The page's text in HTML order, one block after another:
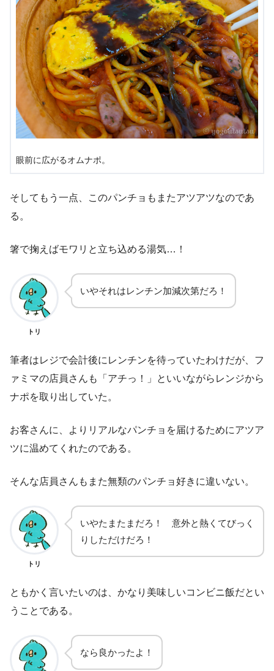
眼前に広がるオムナポ。
そしてもう一点、このパンチョもまたアツアツなのであ
る。
箸で掬えばモワリと立ち込める湯気…！
トリ
いやそれはレンチン加減次第だろ！
筆者はレジで会計後にレンチンを待っていたわけだが、フ
ァミマの店員さんも「アチっ！」といいながらレンジから
ナポを取り出していた。
お客さんに、よりリアルなパンチョを届けるためにアツア
ツに温めてくれたのである。
そんな店員さんもまた無類のパンチョ好きに違いない。
トリ
いやたまたまだろ！ 意外と熱くてびっく
りしただけだろ！
ともかく言いたいのは、かなり美味しいコンビニ飯だとい
うことである。
なら良かったよ！